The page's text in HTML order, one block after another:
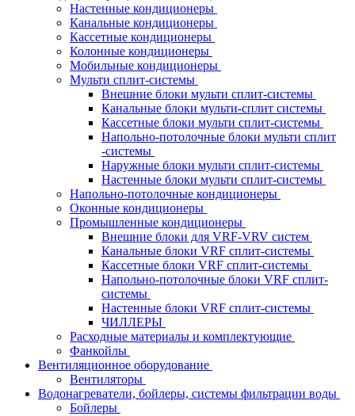
Настенные кондиционеры
Канальные кондиционеры
Кассетные кондиционеры
Колонные кондиционеры
Мобильные кондиционеры
Мульти сплит-системы
Внешние блоки мульти сплит-системы
Канальные блоки мульти-сплит системы
Кассетные блоки мульти сплит-системы
Напольно-потолочные блоки мульти сплит
-системы
Наружные блоки мульти сплит-системы
Настенные блоки мульти сплит-системы
Напольно-потолочные кондиционеры
Оконные кондиционеры
Промышленные кондиционеры
Внешние блоки для VRF-VRV систем
Канальные блоки VRF сплит-системы
Кассетные блоки VRF сплит-системы
Напольно-потолочные блоки VRF сплит-
системы
Настенные блоки VRF сплит-системы
ЧИЛЛЕРЫ
Расходные материалы и комплектующие
Фанкойлы
Вентиляционное оборудование
Вентиляторы
Водонагреватели, бойлеры, системы фильтрации воды
Бойлеры